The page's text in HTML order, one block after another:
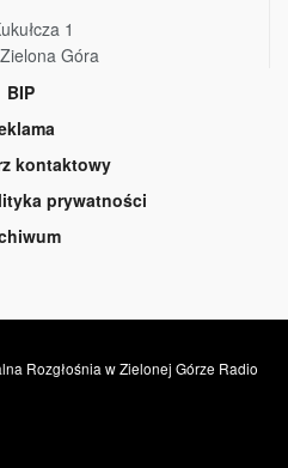
1
Góra
BIP
kontaktowy
prywatności
Rozgłośnia w Zielonej Górze Radio